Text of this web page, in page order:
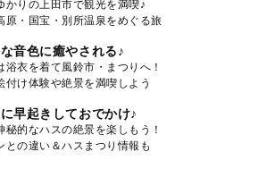
かりの上田市で観光を満喫♪
原・国宝・別所温泉をめぐる旅
音色に癒やされる♪
浴衣を着て風鈴市・まつりへ！
付け体験や絶景を満喫しよう
早起きしておでかけ♪
秘的なハスの絶景を楽しもう！
との違い＆ハスまつり情報も